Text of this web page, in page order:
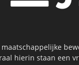
hierin staan een